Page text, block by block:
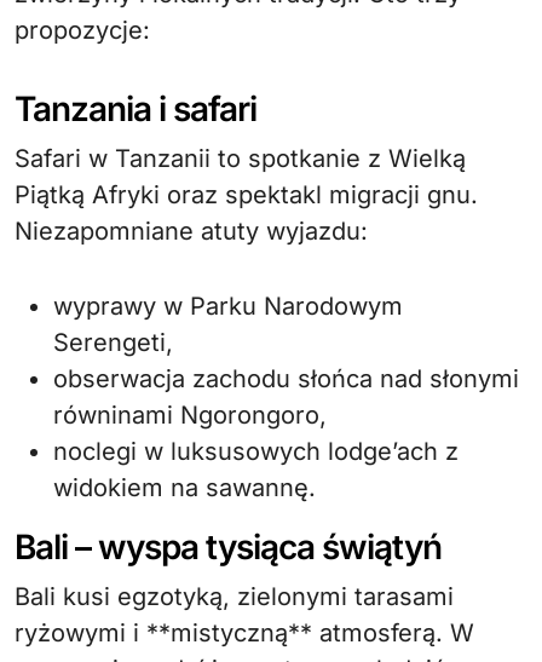
propozycje:
Tanzania i safari
Safari w Tanzanii to spotkanie z Wielką
Piątką Afryki oraz spektakl migracji gnu.
Niezapomniane atuty wyjazdu:
wyprawy w Parku Narodowym
Serengeti,
obserwacja zachodu słońca nad słonymi
równinami Ngorongoro,
noclegi w luksusowych lodge’ach z
widokiem na sawannę.
Bali – wyspa tysiąca świątyń
Bali kusi egzotyką, zielonymi tarasami
ryżowymi i **mistyczną** atmosferą. W